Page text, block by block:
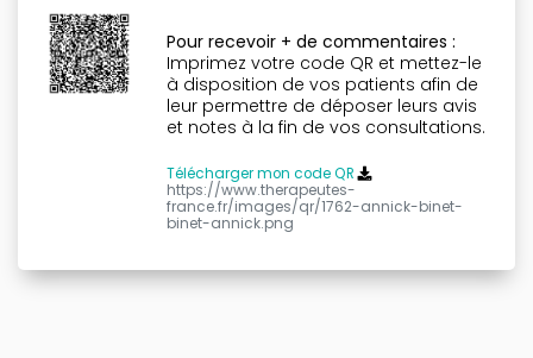
beaucoup, pour vous
ou les autres.
Ressentir les énergies
c’est merveilleux,
gens c’est
fantastique. Merci à
l’univers d’avoir mis
chemin. Gratitude
éternelle ???. Sylvie G .
Pour recevoir + de commentaires :
Imprimez votre code QR et mettez-le
à disposition de vos patients afin de
leur permettre de déposer leurs avis
et notes à la fin de vos consultations.
Télécharger mon code QR
https://www.therapeutes-
france.fr/images/qr/1762-annick-binet-
binet-annick.png